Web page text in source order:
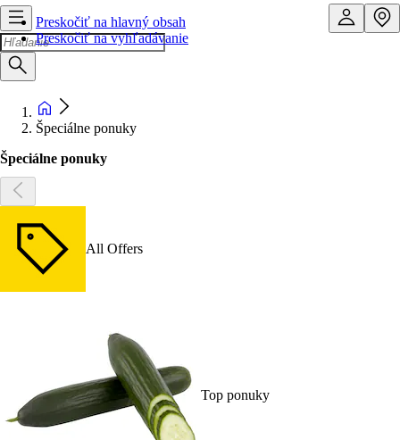
Preskočiť na hlavný obsah
Preskočiť na vyhľadávanie
Špeciálne ponuky
Špeciálne ponuky
All Offers
Top ponuky